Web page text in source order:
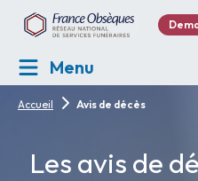
Menu
Accueil Avis de décès
Les avis de